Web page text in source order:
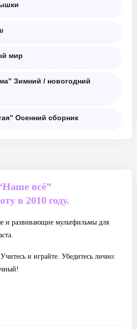
мир
Зимний / новогодний
Осенний сборник
всё”
в 2010 году.
и развивающие мультфильмы для
и играйте. Убедитесь лично: